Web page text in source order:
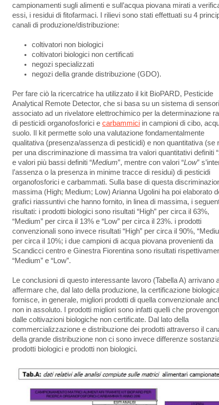
campionamenti sugli alimenti e sull’acqua piovana mirati a
essi, i residui di fitofarmaci. I rilievi sono stati effettuati su 4
canali di produzione/distribuzione:
coltivatori non biologici
coltivatori biologici non certificati
negozi specializzati
negozi della grande distribuzione (GDO).
Per fare ciò la ricercatrice ha utilizzato il kit BioPARD, Pesticide
Analytical Remote Detector, che si basa su un sistema di sensori
associato ad un rivelatore elettrochimico per la determinazione
di pesticidi organofosforici e carbammici in campioni di cibo,
suolo. Il kit permette solo una valutazione fondamentalmente
qualitativa (presenza/assenza di pesticidi) e non quantitativa (se
per una discriminazione di massima tra valori quantitativi definiti “
e valori più bassi definiti “Medium”, mentre con valori “Low”
l’assenza o la presenza in minime tracce di residui) di pesticidi
organofosforici e carbammati. Sulla base di questa
massima (High; Medium; Low) Arianna Ugolini ha poi elaborato
grafici riassuntivi che hanno fornito, in linea di massima, i
risultati: i prodotti biologici sono risultati “High” per circa il 63%,
“Medium” per circa il 13% e “Low” per circa il 23%. i prodotti
convenzionali sono invece risultati “High” per circa il 90%,
per circa il 10%; i due campioni di acqua piovana provenienti da
Scandicci centro e Ginestra Fiorentina sono risultati
“Medium” e “Low”.
Le conclusioni di questo interessante lavoro (Tabella A) arrivano
affermare che, dal lato della produzione, la certificazione
fornisce, in generale, migliori prodotti di quella convenzionale
non in assoluto. I prodotti migliori sono infatti quelli che
dalle coltivazioni biologiche non certificate. Dal lato della
commercializzazione e distribuzione dei prodotti attraverso il
della grande distribuzione non ci sono invece differenze
prodotti biologici e prodotti non biologici.